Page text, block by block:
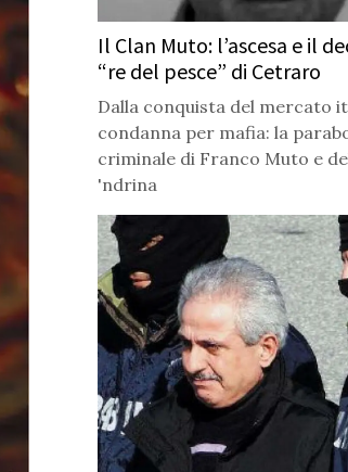
Il Clan Muto: l’ascesa e il
“re del pesce” di Cetraro
Dalla conquista del mercato
condanna per mafia: la
criminale di Franco Muto e
'ndrina